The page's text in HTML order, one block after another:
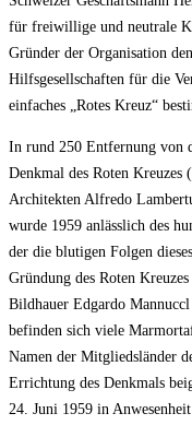
für freiwillige und neutrale
Gründer der Organisation
Hilfsgesellschaften für die
einfaches „Rotes Kreuz“
In rund 250 Entfernung von
Denkmal des Roten Kreuzes
Architekten Alfredo
wurde 1959 anlässlich des
der die blutigen Folgen
Gründung des Roten
Bildhauer Edgardo
befinden sich viele
Namen der Mitgliedsländer
Errichtung des Denkmals
24. Juni 1959 in